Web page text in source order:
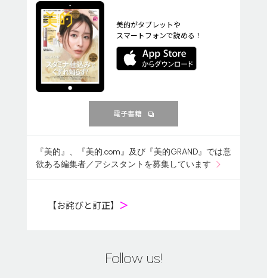
美的がタブレットや
スマートフォンで読める！
電子書籍
『美的』、『美的.com』及び『美的GRAND』では意
欲ある編集者／アシスタントを募集しています
【お詫びと訂正】 ＞
Follow us!